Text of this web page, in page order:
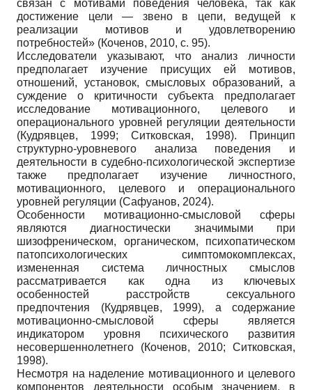
связан с мотивами поведения человека, так как
достижение цели — звено в цепи, ведущей к
реализации мотивов и удовлетворению
потребностей» (Коченов, 2010, с. 95).
Исследователи указывают, что анализ личности
предполагает изучение присущих ей мотивов,
отношений, установок, смысловых образований, а
суждение о критичности субъекта предполагает
исследование мотивационного, целевого и
операционального уровней регуляции деятельности
(Кудрявцев, 1999; Ситковская, 1998). Принцип
структурно-уровневого анализа поведения и
деятельности в судебно-психологической экспертизе
также предполагает изучение личностного,
мотивационного, целевого и операционального
уровней регуляции (Сафуанов, 2024).
Особенности мотивационно-смысловой сферы
являются диагностически значимыми при
шизофреническом, органическом, психопатическом
патопсихологических симптомокомплексах,
измененная система личностных смыслов
рассматривается как одна из ключевых
особенностей расстройств сексуального
предпочтения (Кудрявцев, 1999), а содержание
мотивационно-смысловой сферы является
индикатором уровня психического развития
несовершеннолетнего (Коченов, 2010; Ситковская,
1998).
Несмотря на наделение мотивационного и целевого
компонентов деятельности особым значением, в